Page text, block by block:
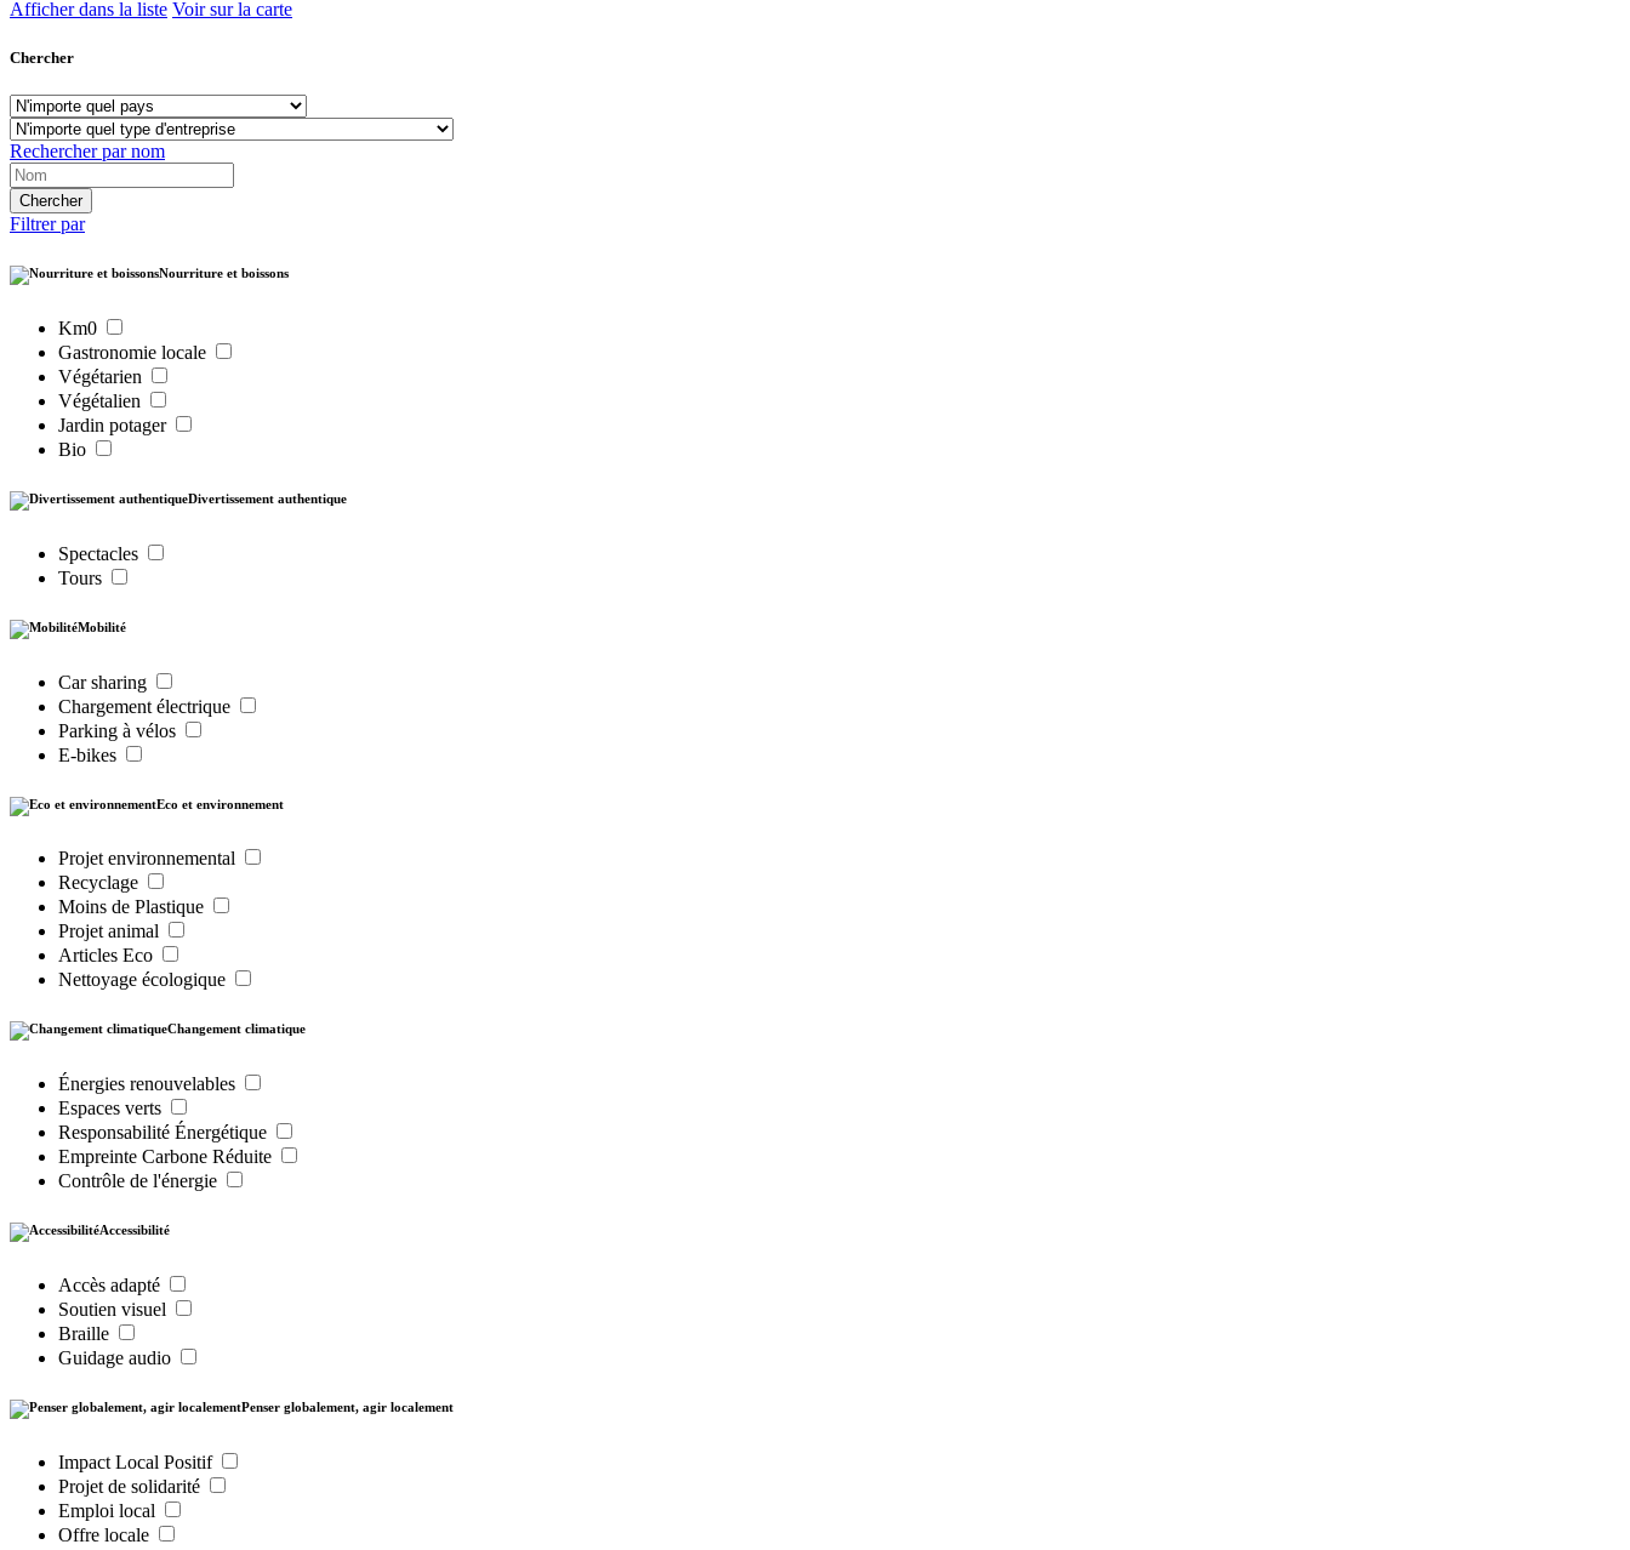
Afficher dans la liste Voir sur la carte
Chercher
Rechercher par nom
Filtrer par
Nourriture et boissons
Km0
Gastronomie locale
Végétarien
Végétalien
Jardin potager
Bio
Divertissement authentique
Spectacles
Tours
Mobilité
Car sharing
Chargement électrique
Parking à vélos
E-bikes
Eco et environnement
Projet environnemental
Recyclage
Moins de Plastique
Projet animal
Articles Eco
Nettoyage écologique
Changement climatique
Énergies renouvelables
Espaces verts
Responsabilité Énergétique
Empreinte Carbone Réduite
Contrôle de l'énergie
Accessibilité
Accès adapté
Soutien visuel
Braille
Guidage audio
Penser globalement, agir localement
Impact Local Positif
Projet de solidarité
Emploi local
Offre locale